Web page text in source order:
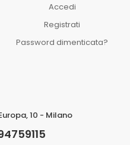
Accedi
Registrati
Password dimenticata?
10 - Milano